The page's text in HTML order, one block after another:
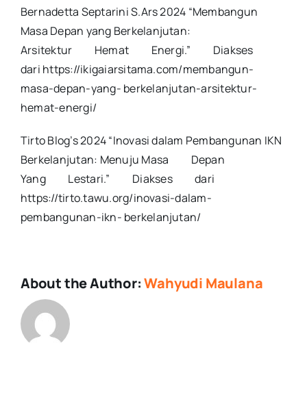
Bernadetta Septarini S.Ars 2024 “Membangun
Masa Depan yang Berkelanjutan:
Arsitektur Hemat Energi.” Diakses
dari https://ikigaiarsitama.com/membangun-
masa-depan-yang- berkelanjutan-arsitektur-
hemat-energi/
Tirto Blog’s 2024 “Inovasi dalam Pembangunan IKN
Berkelanjutan: Menuju Masa Depan
Yang Lestari.” Diakses dari
https://tirto.tawu.org/inovasi-dalam-
pembangunan-ikn- berkelanjutan/
About the Author:Wahyudi Maulana